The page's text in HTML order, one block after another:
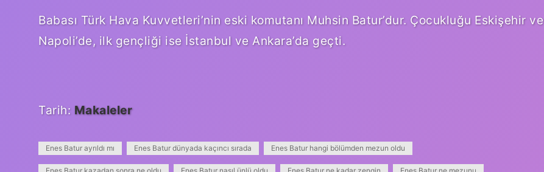
Babası Türk Hava Kuvvetleri’nin eski komutanı Muhsin Batur’dur. Çocukluğu Eskişehir ve
Napoli’de, ilk gençliği ise İstanbul ve Ankara’da geçti.
Tarih: Makaleler
Enes Batur ayrıldı mı Enes Batur dünyada kaçıncı sırada Enes Batur hangi bölümden mezun oldu